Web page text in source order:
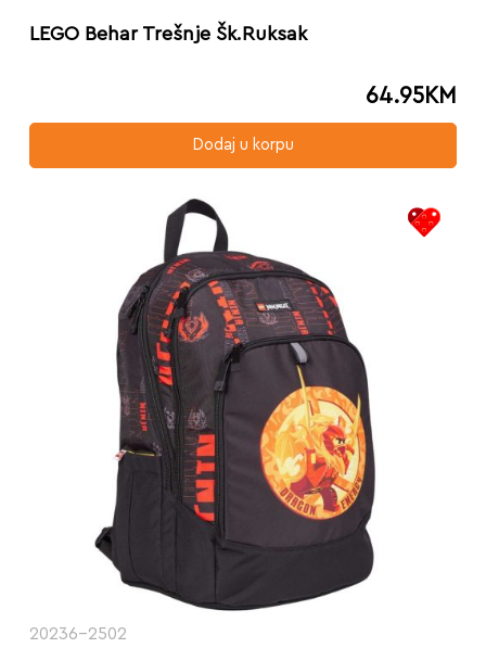
LEGO Behar Trešnje Šk.Ruksak
64.95KM
Dodaj u korpu
20236-2502